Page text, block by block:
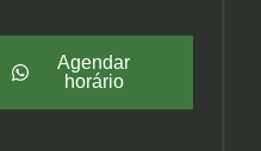
Agendar
horário